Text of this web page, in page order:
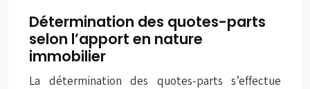
Détermination des quotes-parts
selon l’apport en nature
immobilier
La détermination des quotes-parts s’effectue